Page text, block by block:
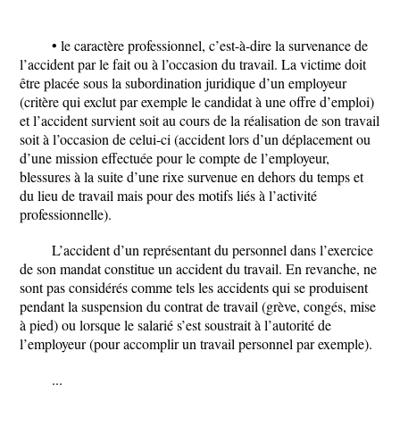
• le caractère professionnel, c’est-à-dire la survenance de
l’accident par le fait ou à l’occasion du travail. La victime doit
être placée sous la subordination juridique d’un employeur
(critère qui exclut par exemple le candidat à une offre d’emploi)
et l’accident survient soit au cours de la réalisation de son travail
soit à l’occasion de celui-ci (accident lors d’un déplacement ou
d’une mission effectuée pour le compte de l’employeur,
blessures à la suite d’une rixe survenue en dehors du temps et
du lieu de travail mais pour des motifs liés à l’activité
professionnelle).
L’accident d’un représentant du personnel dans l’exercice
de son mandat constitue un accident du travail. En revanche, ne
sont pas considérés comme tels les accidents qui se produisent
pendant la suspension du contrat de travail (grève, congés, mise
à pied) ou lorsque le salarié s’est soustrait à l’autorité de
l’employeur (pour accomplir un travail personnel par exemple).
...